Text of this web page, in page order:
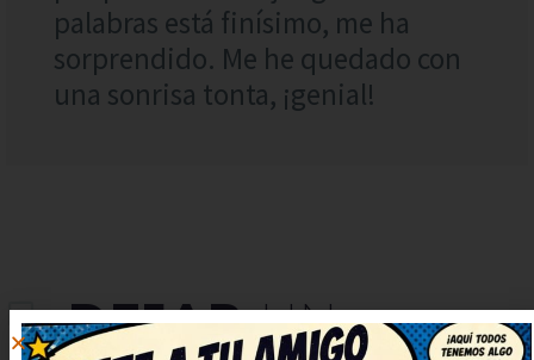
palabras está finísimo, me ha
sorprendido. Me he quedado con
una sonrisa tonta, ¡genial!
DEJARUN